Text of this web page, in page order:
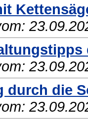
durch die